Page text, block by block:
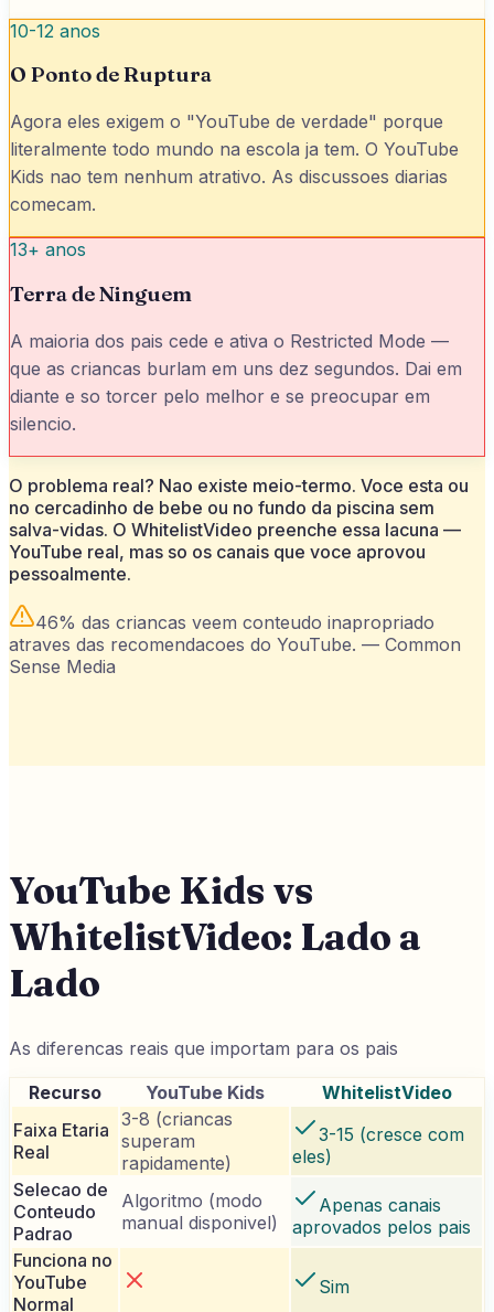
10-12 anos
O Ponto de Ruptura
Agora eles exigem o "YouTube de verdade" porque
literalmente todo mundo na escola ja tem. O YouTube
Kids nao tem nenhum atrativo. As discussoes diarias
comecam.
13+ anos
Terra de Ninguem
A maioria dos pais cede e ativa o Restricted Mode —
que as criancas burlam em uns dez segundos. Dai em
diante e so torcer pelo melhor e se preocupar em
silencio.
O problema real? Nao existe meio-termo. Voce esta ou
no cercadinho de bebe ou no fundo da piscina sem
salva-vidas. O WhitelistVideo preenche essa lacuna —
YouTube real, mas so os canais que voce aprovou
pessoalmente.
46% das criancas veem conteudo inapropriado
atraves das recomendacoes do YouTube. — Common
Sense Media
YouTube Kids vs
WhitelistVideo: Lado a
Lado
As diferencas reais que importam para os pais
Recurso
YouTube Kids
WhitelistVideo
Faixa Etaria
Real
3-8 (criancas
superam
rapidamente)
3-15 (cresce com
eles)
Selecao de
Conteudo
Padrao
Algoritmo (modo
manual disponivel)
Apenas canais
aprovados pelos pais
Funciona no
YouTube
Normal
Sim